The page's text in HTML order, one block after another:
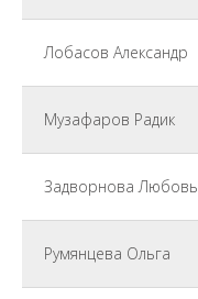
Лобасов Александр
Музафаров Радик
Задворнова Любовь
Румянцева Ольга